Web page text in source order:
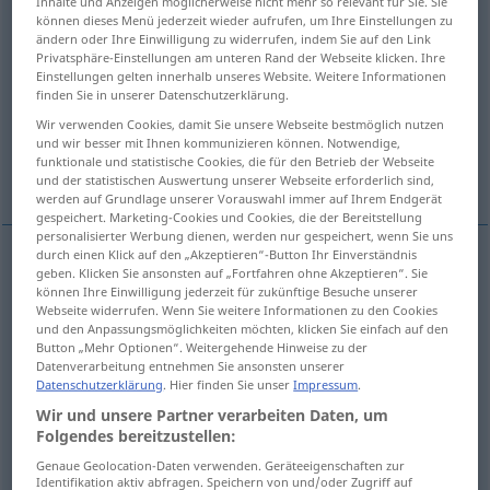
Übersicht aller Übersetzungen
(Für mehr Details die Übersetzung anklicken/antippen)
Maschine Maschine
Maschinerie, Getriebe, Maschine, Roboter
Maschinef machinea.locomotive, moto
Beispiele
machinespl THÉ
können dieses Menü jederzeit wieder aufrufen, um Ihre Einstellungen zu
ändern oder Ihre Einwilligung zu widerrufen, indem Sie auf den Link
Privatsphäre-Einstellungen am unteren Rand der Webseite klicken. Ihre
Einstellungen gelten innerhalb unseres Website. Weitere Informationen
finden Sie in unserer Datenschutzerklärung.
Wir verwenden Cookies, damit Sie unsere Webseite bestmöglich nutzen
und wir besser mit Ihnen kommunizieren können. Notwendige,
funktionale und statistische Cookies, die für den Betrieb der Webseite
und der statistischen Auswertung unserer Webseite erforderlich sind,
werden auf Grundlage unserer Vorauswahl immer auf Ihrem Endgerät
gespeichert. Marketing-Cookies und Cookies, die der Bereitstellung
personalisierter Werbung dienen, werden nur gespeichert, wenn Sie uns
durch einen Klick auf den „Akzeptieren“-Button Ihr Einverständnis
geben. Klicken Sie ansonsten auf „Fortfahren ohne Akzeptieren“. Sie
können Ihre Einwilligung jederzeit für zukünftige Besuche unserer
Webseite widerrufen. Wenn Sie weitere Informationen zu den Cookies
und den Anpassungsmöglichkeiten möchten, klicken Sie einfach auf den
Button „Mehr Optionen“. Weitergehende Hinweise zu der
Datenverarbeitung entnehmen Sie ansonsten unserer
Datenschutzerklärung. Hier finden Sie unserImpressum.
Wir und unsere Partner verarbeiten Daten, um
Folgendes bereitzustellen:
Genaue Geolocation-Daten verwenden. Geräteeigenschaften zur
Identifikation aktiv abfragen. Speichern von und/oder Zugriff auf